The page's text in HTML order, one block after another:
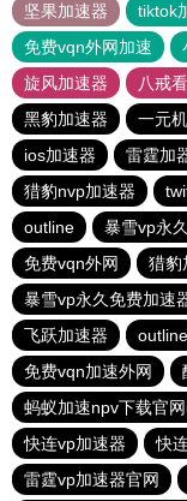
坚果加速器
tiktok
免费vqn外网加速
旋风加速器
八戒
黑豹加速器
一元
ios加速器
雷霆加
猎豹nvp加速器
outline
暴雪vp永
免费vqn外网
猎豹
暴雪vp永久免费加速
飞跃加速器
outline
免费vqn加速外网
蚂蚁加速npv下载官
快连vp加速器
快
雷霆vp加速器官网